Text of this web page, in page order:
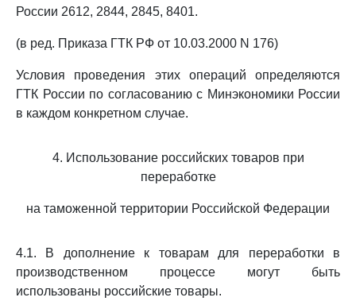
России 2612, 2844, 2845, 8401.
(в ред. Приказа ГТК РФ от 10.03.2000 N 176)
Условия проведения этих операций определяются
ГТК России по согласованию с Минэкономики России
в каждом конкретном случае.
4. Использование российских товаров при
переработке
на таможенной территории Российской Федерации
4.1. В дополнение к товарам для переработки в
производственном процессе могут быть
использованы российские товары.